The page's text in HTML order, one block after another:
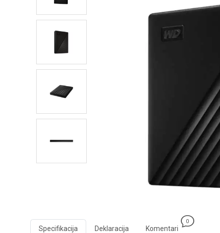
Specifikacija Deklaracija Komentari
0